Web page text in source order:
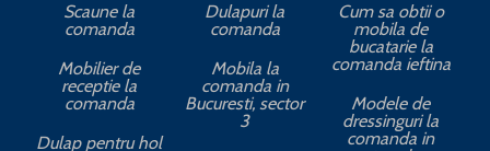
Scaune la
comanda
Mobilier de
receptie la
comanda
Dulap pentru hol
Dulapuri la
comanda
Mobila la
comanda in
Bucuresti, sector
3
Cum sa obtii o
mobila de
bucatarie la
comanda ieftina
Modele de
dressinguri la
comanda in